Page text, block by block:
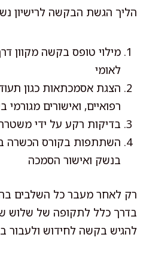
הליך הגשת הבקשה לרישיון
מילוי טופס בקשה מקוון
לאומי
הצגת אסמכתאות כגון
רפואיים, ואישורים מגורמי
בדיקות רקע על ידי
השתתפות בקורס הכשרה
בנשק ואישור הסמכה
רק לאחר מעבר כל השלבים
בדרך כלל לתקופה של שלוש
להגיש בקשה לחידוש ולעבור